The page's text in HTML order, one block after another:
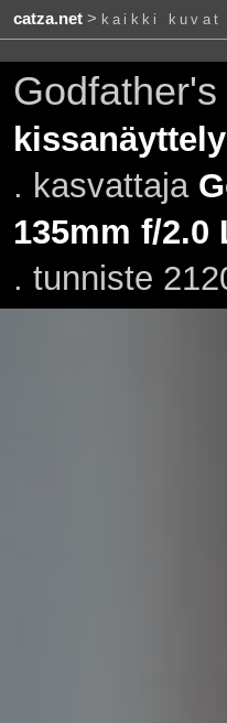
catza.net> kaikki kuvat
. kasvattaja
135mm f/2.0
. tunniste